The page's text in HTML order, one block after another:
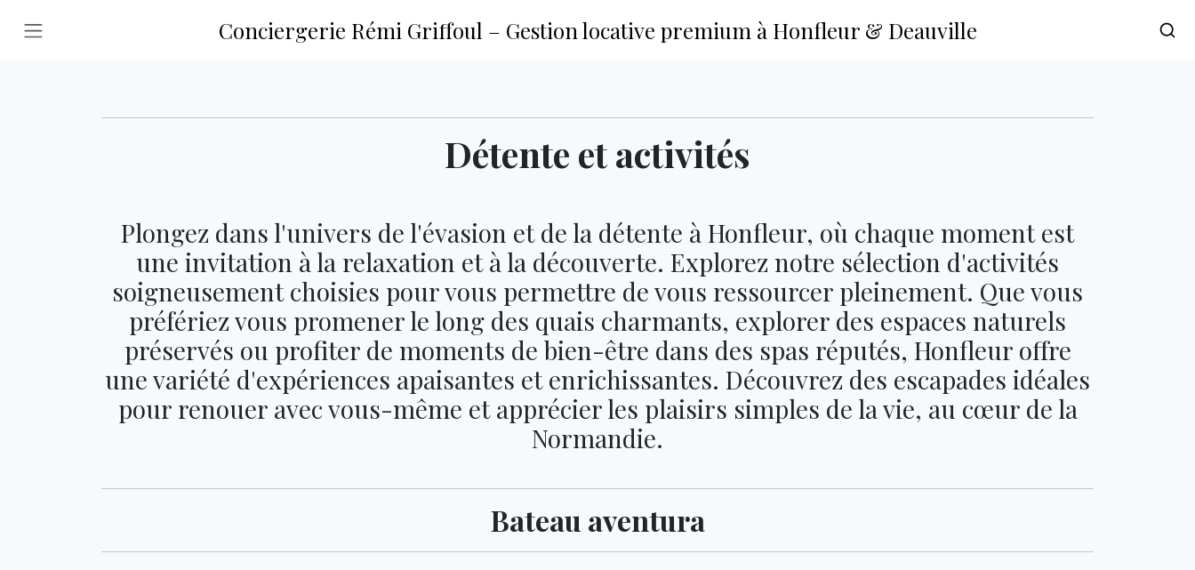
Conciergerie Rémi Griffoul – Gestion locative premium à Honfleur & Deauville
Détente et activités
Plongez dans l'univers de l'évasion et de la détente à Honfleur, où chaque moment est
une invitation à la relaxation et à la découverte. Explorez notre sélection d'activités
soigneusement choisies pour vous permettre de vous ressourcer pleinement. Que vous
préfériez vous promener le long des quais charmants, explorer des espaces naturels
préservés ou profiter de moments de bien-être dans des spas réputés, Honfleur offre
une variété d'expériences apaisantes et enrichissantes. Découvrez des escapades idéales
pour renouer avec vous-même et apprécier les plaisirs simples de la vie, au cœur de la
Normandie.
Bateau aventura